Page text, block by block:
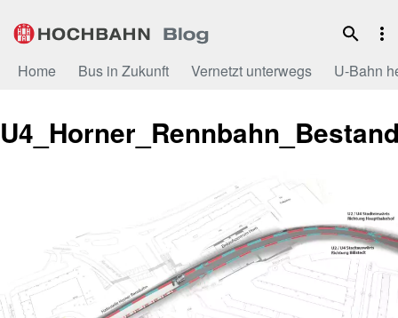
Inhalt
Home Bus in Zukunft Vernetzt unterwegs U-Bahn